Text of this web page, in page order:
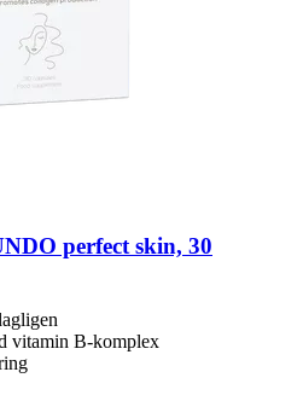
perfect skin, 30
vitamin B-komplex